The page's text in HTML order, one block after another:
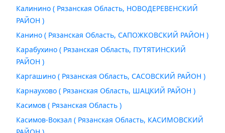
Калинино ( Рязанская Область, НОВОДЕРЕВЕНСКИЙ
РАЙОН )
Канино ( Рязанская Область, САПОЖКОВСКИЙ РАЙОН )
Карабухино ( Рязанская Область, ПУТЯТИНСКИЙ
РАЙОН )
Каргашино ( Рязанская Область, САСОВСКИЙ РАЙОН )
Карнаухово ( Рязанская Область, ШАЦКИЙ РАЙОН )
Касимов ( Рязанская Область )
Касимов-Вокзал ( Рязанская Область, КАСИМОВСКИЙ